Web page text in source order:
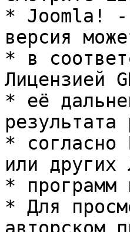
* Joomla! -
версия
* в
Лицензией
* её
результата
* согласно
или других
* программ
* Для